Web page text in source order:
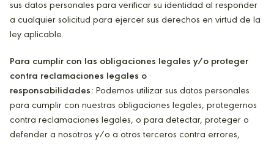
sus datos personales para verificar su identidad al responder
a cualquier solicitud para ejercer sus derechos en virtud de la
ley aplicable.
Para cumplir con las obligaciones legales y/o proteger
contra reclamaciones legales o
responsabilidades: Podemos utilizar sus datos personales
para cumplir con nuestras obligaciones legales, protegernos
contra reclamaciones legales, o para detectar, proteger o
defender a nosotros y/o a otros terceros contra errores,